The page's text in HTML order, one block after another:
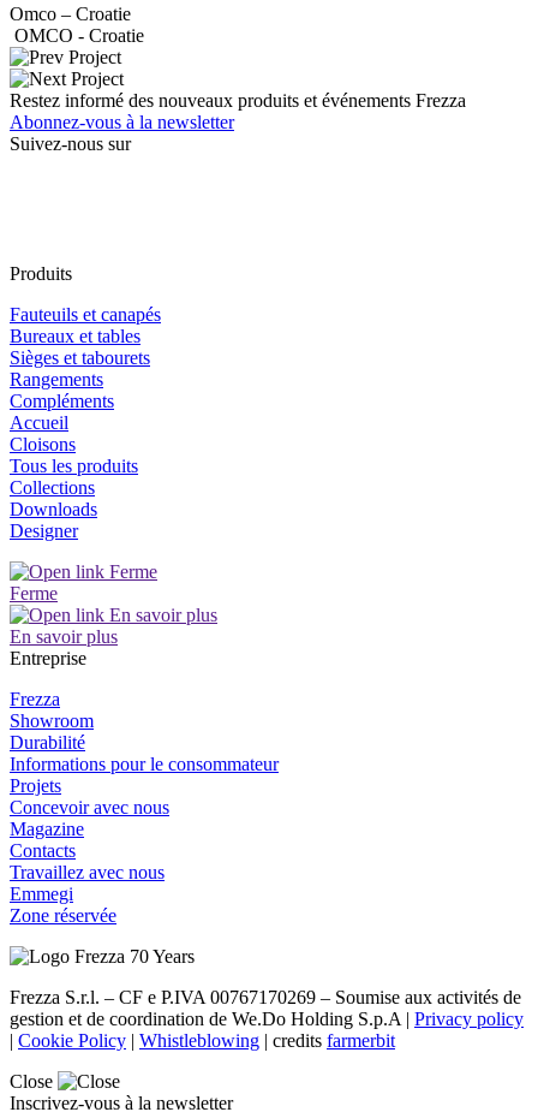
Omco – Croatie
OMCO - Croatie
Restez informé des nouveaux produits et événements Frezza
Abonnez-vous à la newsletter
Suivez-nous sur
Produits
Fauteuils et canapés
Bureaux et tables
Sièges et tabourets
Rangements
Compléments
Accueil
Cloisons
Tous les produits
Collections
Downloads
Designer
Ferme
En savoir plus
Entreprise
Frezza
Showroom
Durabilité
Informations pour le consommateur
Projets
Concevoir avec nous
Magazine
Contacts
Travaillez avec nous
Emmegi
Zone réservée
Frezza S.r.l. – CF e P.IVA 00767170269 – Soumise aux activités de
gestion et de coordination de We.Do Holding S.p.A | Privacy policy
| Cookie Policy | Whistleblowing | credits farmerbit
Close
Inscrivez-vous à la newsletter